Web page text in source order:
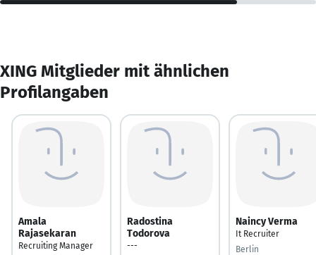
XING Mitglieder mit ähnlichen
Profilangaben
Amala
Rajasekaran
Recruiting Manager
Radostina
Todorova
---
Naincy Verma
It Recruiter
Berlin